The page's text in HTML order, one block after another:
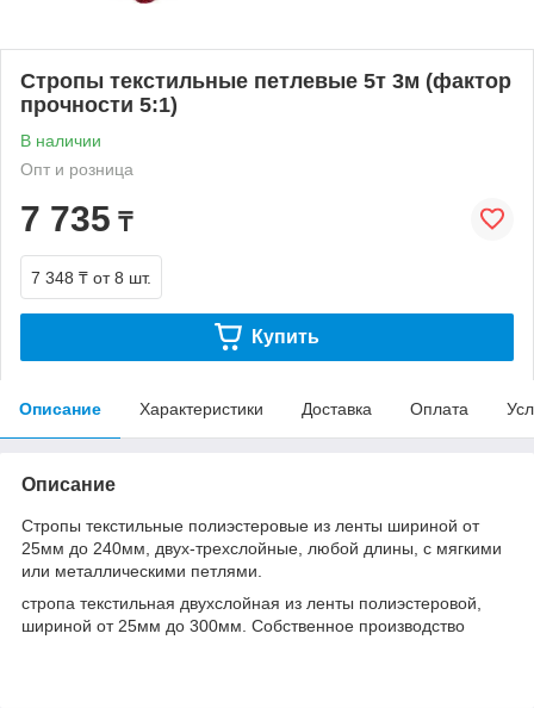
Стропы текстильные петлевые 5т 3м (фактор
прочности 5:1)
В наличии
Опт и розница
7 735 ₸
7 348 ₸ от 8 шт.
Купить
Описание Характеристики Доставка Оплата
Описание
Стропы текстильные полиэстеровые из ленты шириной от
25мм до 240мм, двух-трехслойные, любой длины, с мягкими
или металлическими петлями.
стропа текстильная двухслойная из ленты полиэстеровой,
шириной от 25мм до 300мм. Собственное производство